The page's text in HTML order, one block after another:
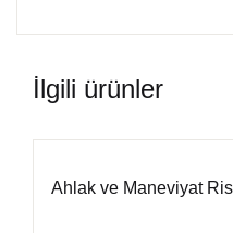
İlgili ürünler
Ahlak ve Maneviyat